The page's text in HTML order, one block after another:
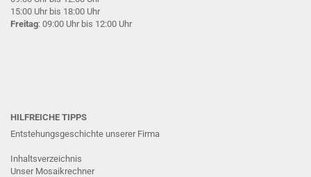
15:00 Uhr bis 18:00 Uhr
Freitag: 09:00 Uhr bis 12:00 Uhr
HILFREICHE TIPPS
Entstehungsgeschichte unserer Firma
Inhaltsverzeichnis
Unser Mosaikrechner